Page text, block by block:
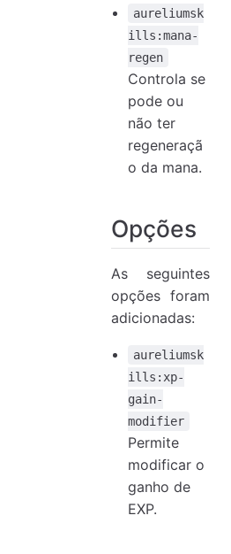
aureliumsk
ills:mana-
regen
Controla se
pode ou
não ter
regeneraçã
o da mana.
Opções
As seguintes
opções foram
adicionadas:
aureliumsk
ills:xp-
gain-
modifier
Permite
modificar o
ganho de
EXP.